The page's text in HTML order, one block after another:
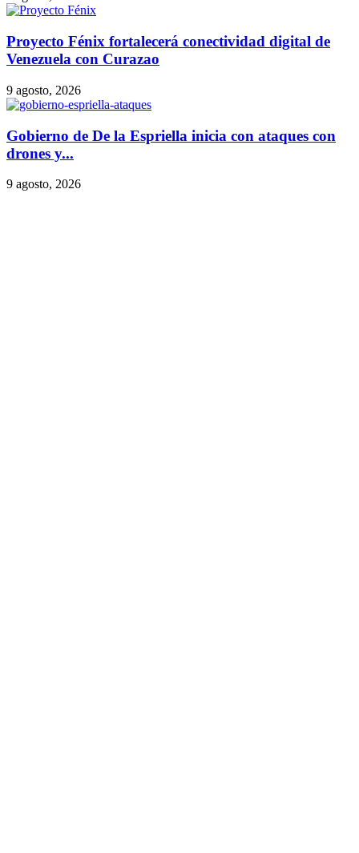
Proyecto Fénix fortalecerá conectividad digital de
Venezuela con Curazao
9 agosto, 2026
Gobierno de De la Espriella inicia con ataques con
drones y...
9 agosto, 2026